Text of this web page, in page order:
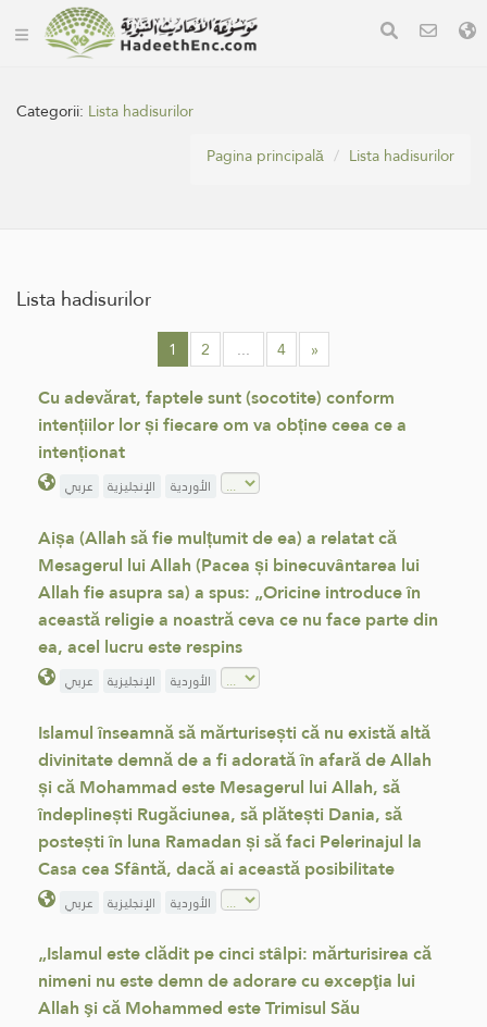
Categorii: Lista hadisurilor
Pagina principală
Lista hadisurilor
Lista hadisurilor
1 2 ... 4 »
Cu adevărat, faptele sunt (socotite) conform
intențiilor lor și fiecare om va obține ceea ce a
intenționat
عربي الإنجليزية الأوردية
Aișa (Allah să fie mulțumit de ea) a relatat că
Mesagerul lui Allah (Pacea și binecuvântarea lui
Allah fie asupra sa) a spus: „Oricine introduce în
această religie a noastră ceva ce nu face parte din
ea, acel lucru este respins
عربي الإنجليزية الأوردية
Islamul înseamnă să mărturisești că nu există altă
divinitate demnă de a fi adorată în afară de Allah
și că Mohammad este Mesagerul lui Allah, să
îndeplinești Rugăciunea, să plătești Dania, să
postești în luna Ramadan și să faci Pelerinajul la
Casa cea Sfântă, dacă ai această posibilitate
عربي الإنجليزية الأوردية
„Islamul este clădit pe cinci stâlpi: mărturisirea că
nimeni nu este demn de adorare cu excepţia lui
Allah şi că Mohammed este Trimisul Său